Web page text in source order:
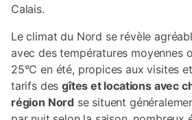
Calais.
Le climat du Nord se révèle
avec des températures moyennes
25°C en été, propices aux visites
tarifs desgîtes et locations avec
région Nord se situent